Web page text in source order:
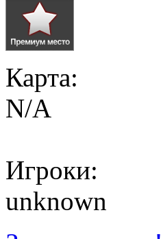
Карта:
N/A
Игроки:
unknown